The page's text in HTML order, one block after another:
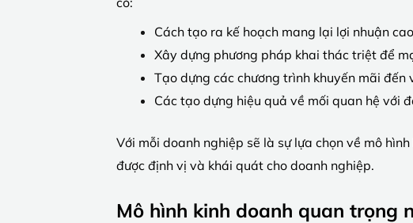
Cách tạo ra kế hoạch mang lại lợi nhuận cao
Xây dựng phương pháp khai thác triệt để
Tạo dựng các chương trình khuyến mãi đến
Các tạo dựng hiệu quả về mối quan hệ với
Với mỗi doanh nghiệp sẽ là sự lựa chọn về mô
được định vị và khái quát cho doanh nghiệp.
Mô hình kinh doanh quan trọng